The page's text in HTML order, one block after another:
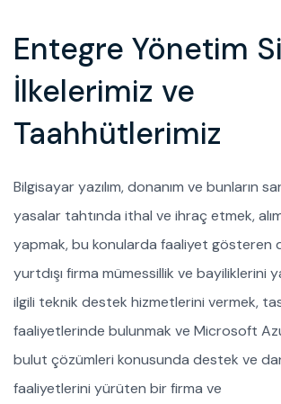
Entegre Yönetim
İlkelerimiz ve
Taahhütlerimiz
Bilgisayar yazılım, donanım ve bunların
yasalar tahtında ithal ve ihraç etmek, alım
yapmak, bu konularda faaliyet gösteren
yurtdışı firma mümessillik ve bayiliklerini
ilgili teknik destek hizmetlerini vermek,
faaliyetlerinde bulunmak ve Microsoft
bulut çözümleri konusunda destek ve
faaliyetlerini yürüten bir firma ve